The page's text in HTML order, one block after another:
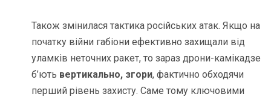
Також змінилася тактика російських атак. Якщо на
початку війни габіони ефективно захищали від
уламків неточних ракет, то зараз дрони-камікадзе
б’ють вертикально, згори, фактично обходячи
перший рівень захисту. Саме тому ключовими